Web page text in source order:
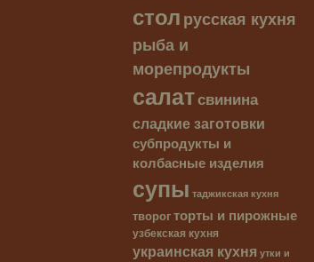
столрусская кухня
рыба и
морепродукты
салатсвинина
сладкие заготовки
субпродукты и
колбасные изделия
супы таджикская кухня
творогторты и пирожные
узбекская кухня
украинская кухня утки и